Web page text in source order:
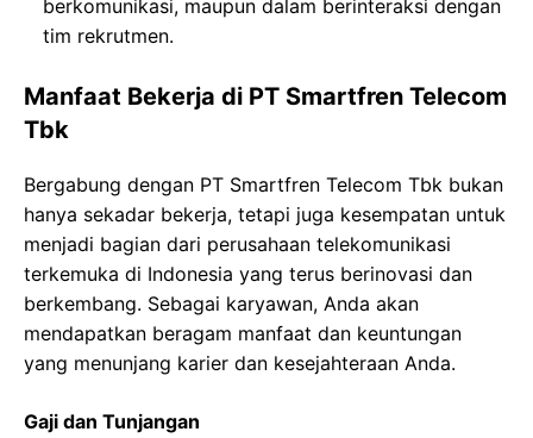
berkomunikasi, maupun dalam berinteraksi dengan
tim rekrutmen.
Manfaat Bekerja di PT Smartfren Telecom
Tbk
Bergabung dengan PT Smartfren Telecom Tbk bukan
hanya sekadar bekerja, tetapi juga kesempatan untuk
menjadi bagian dari perusahaan telekomunikasi
terkemuka di Indonesia yang terus berinovasi dan
berkembang. Sebagai karyawan, Anda akan
mendapatkan beragam manfaat dan keuntungan
yang menunjang karier dan kesejahteraan Anda.
Gaji dan Tunjangan